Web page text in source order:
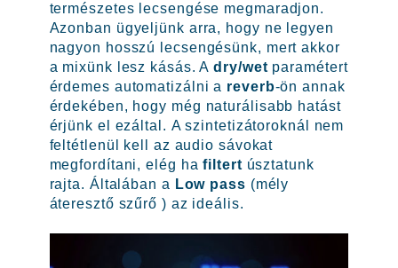
természetes lecsengése megmaradjon.
Azonban ügyeljünk arra, hogy ne legyen
nagyon hosszú lecsengésünk, mert akkor
a mixünk lesz kásás. Adry/wet paramétert
érdemes automatizálni a reverb-ön annak
érdekében, hogy még naturálisabb hatást
érjünk el ezáltal. A szintetizátoroknál nem
feltétlenül kell az audio sávokat
megfordítani, elég hafiltert úsztatunk
rajta. Általában a Low pass (mély
áteresztő szűrő ) az ideális.